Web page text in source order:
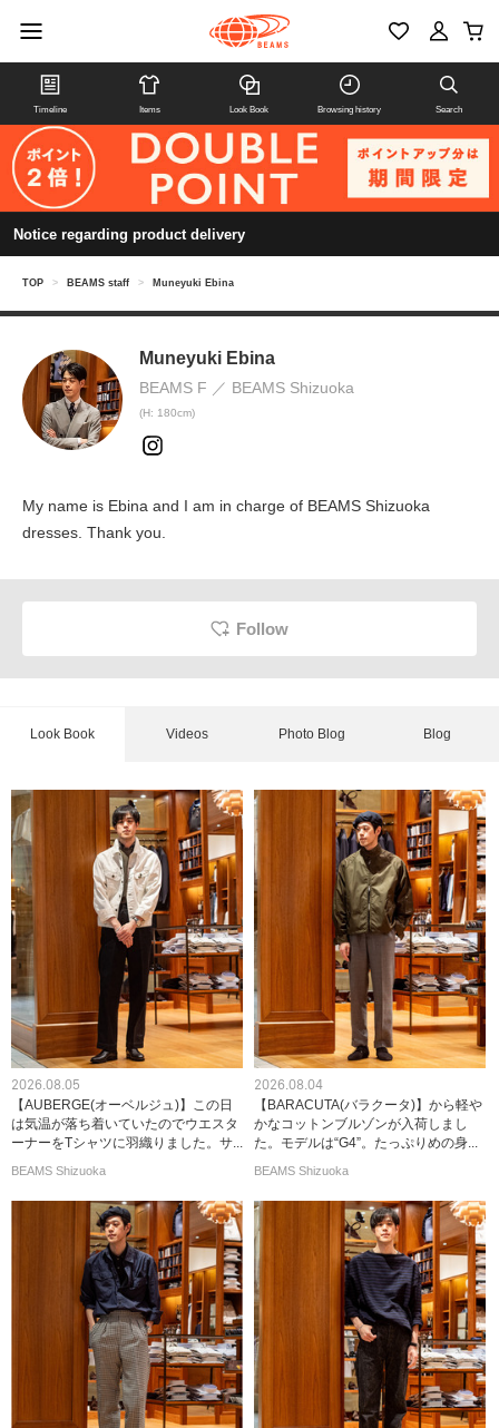
Timeline Items Look Book Browsing history Search
Notice regarding product delivery
TOP > BEAMS staff > Muneyuki Ebina
Muneyuki Ebina
BEAMS F BEAMS Shizuoka
(H: 180cm)
My name is Ebina and I am in charge of BEAMS Shizuoka
dresses. Thank you.
Follow
Look Book Videos Photo Blog Blog
2026.08.05
【AUBERGE(オーベルジュ)】この日
は気温が落ち着いていたのでウエスタ
ーナーをTシャツに羽織りました。サ...
BEAMS Shizuoka
2026.08.04
【BARACUTA(バラクータ)】から軽や
かなコットンブルゾンが入荷しまし
た。モデルは“G4”。たっぷりめの身...
BEAMS Shizuoka